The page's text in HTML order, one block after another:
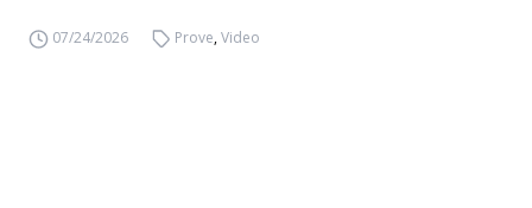
07/24/2026 Prove,Video